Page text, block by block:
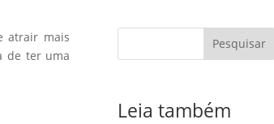
atrair mais
de ter uma
Pesquisar
Leia também